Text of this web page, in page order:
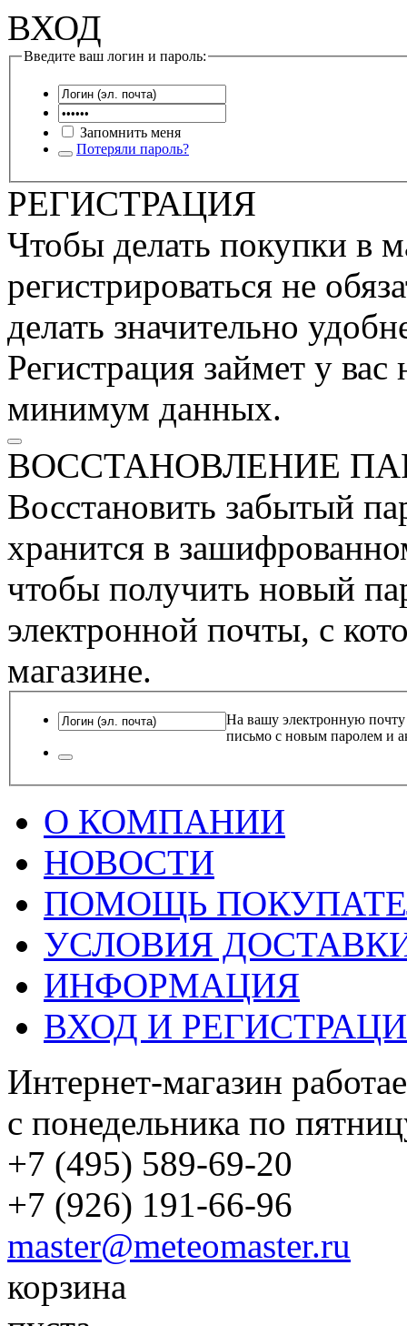
ВХОД
Введите ваш логин и пароль:
Запомнить меня
Потеряли пароль?
РЕГИСТРАЦИЯ
Чтобы делать покупки в
регистрироваться не
делать значительно
Регистрация займет у
минимум данных.
ВОССТАНОВЛЕНИЕ
Восстановить забытый
хранится в
чтобы получить новый
электронной почты, с
магазине.
На вашу электронную почту
письмо с новым паролем и
О КОМПАНИИ
НОВОСТИ
ПОМОЩЬ
УСЛОВИЯ
ИНФОРМАЦИЯ
ВХОД И
Интернет-магазин
с понедельника по
+7 (495) 589-69-20
+7 (926) 191-66-96
master@meteomaster.ru
корзина